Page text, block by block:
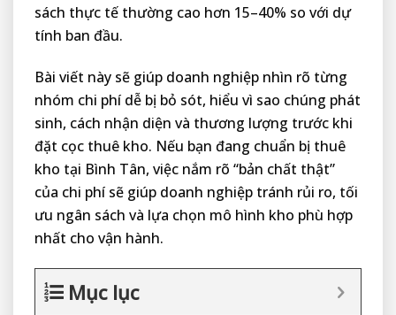
sách thực tế thường cao hơn 15–40% so với dự
tính ban đầu.
Bài viết này sẽ giúp doanh nghiệp nhìn rõ từng
nhóm chi phí dễ bị bỏ sót, hiểu vì sao chúng phát
sinh, cách nhận diện và thương lượng trước khi
đặt cọc thuê kho. Nếu bạn đang chuẩn bị thuê
kho tại Bình Tân, việc nắm rõ “bản chất thật”
của chi phí sẽ giúp doanh nghiệp tránh rủi ro, tối
ưu ngân sách và lựa chọn mô hình kho phù hợp
nhất cho vận hành.
Mục lục